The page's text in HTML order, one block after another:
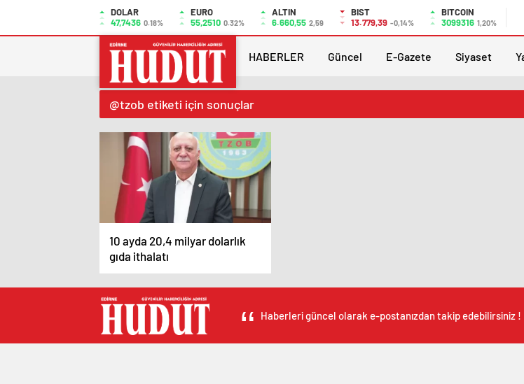
DOLAR
47,7436 0.18%
EURO
55,2510 0.32%
ALTIN
6.660,55 2,59
BIST
13.779,39 -0,14%
BITCOIN
3099316 1,20%
HABERLER Güncel E-Gazete Siyaset
@tzob etiketi için sonuçlar
10 ayda 20,4 milyar dolarlık
gıda ithalatı
Haberleri güncel olarak e-postanızdan takip edebilirsiniz !